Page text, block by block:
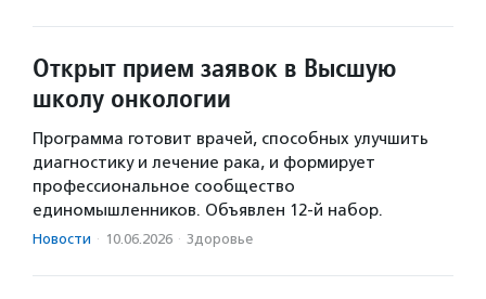
Открыт прием заявок в Высшую
школу онкологии
Программа готовит врачей, способных улучшить
диагностику и лечение рака, и формирует
профессиональное сообщество
единомышленников. Объявлен 12-й набор.
Новости · 10.06.2026 · Здоровье